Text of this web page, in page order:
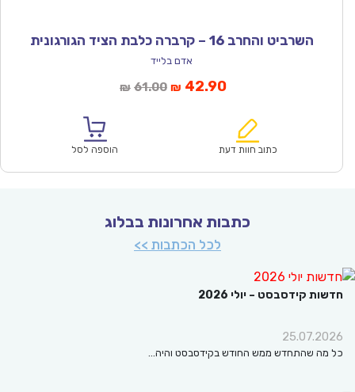
השרביט והחרב 16 – קרברה כלבת הציד הגורגונית
אדם בלייד
₪ 61.00המחיר
₪61.00.
₪ 42.90
הוא:
כתוב חוות דעת הוספה לסל
כתבות אחרונות בבלוג
לכל הכתבות >>
קידסבסט – יולי 2026
שהתחדש ממש החודש בקידסבסט והיה…